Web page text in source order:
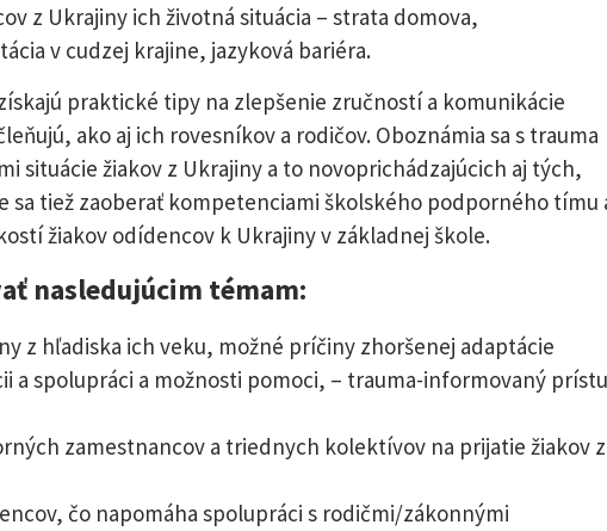
z Ukrajiny ich životná situácia – strata domova,
v cudzej krajine, jazyková bariéra.
praktické tipy na zlepšenie zručností a komunikácie
ako aj ich rovesníkov a rodičov. Oboznámia sa s trauma
situácie žiakov z Ukrajiny a to novoprichádzajúcich aj tých,
sa tiež zaoberať kompetenciami školského podporného tímu
žiakov odídencov k Ukrajiny v základnej škole.
nasledujúcim témam:
z hľadiska ich veku, možné príčiny zhoršenej adaptácie
a spolupráci a možnosti pomoci, – trauma-informovaný
zamestnancov a triednych kolektívov na prijatie žiakov z
čo napomáha spolupráci s rodičmi/zákonnými